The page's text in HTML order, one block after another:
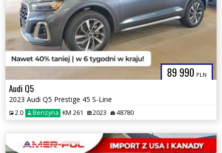
89 990 PLN
Audi Q5
2023 Audi Q5 Prestige 45 S-Line
2.0 Benzyna KM 261 2023 48780